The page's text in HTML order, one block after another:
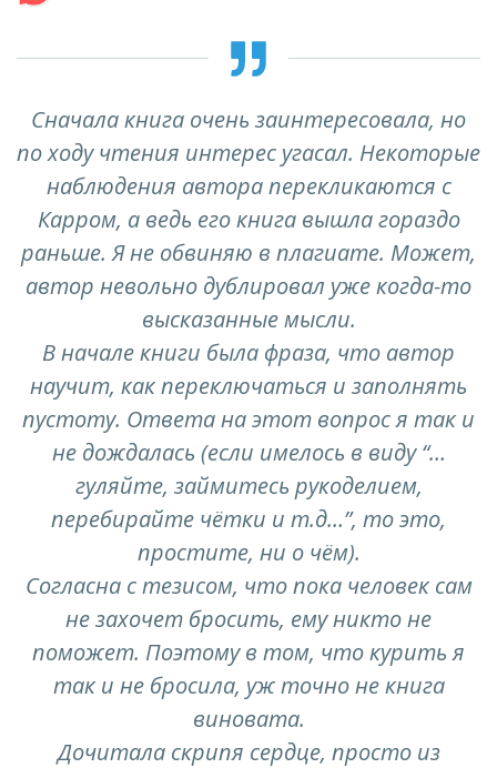
Сначала книга очень заинтересовала, но
по ходу чтения интерес угасал. Некоторые
наблюдения автора перекликаются с
Карром, а ведь его книга вышла гораздо
раньше. Я не обвиняю в плагиате. Может,
автор невольно дублировал уже когда-то
высказанные мысли.
В начале книги была фраза, что автор
научит, как переключаться и заполнять
пустоту. Ответа на этот вопрос я так и
не дождалась (если имелось в виду “…
гуляйте, займитесь рукоделием,
перебирайте чётки и т.д…”, то это,
простите, ни о чём).
Согласна с тезисом, что пока человек сам
не захочет бросить, ему никто не
поможет. Поэтому в том, что курить я
так и не бросила, уж точно не книга
виновата.
Дочитала скрипя сердце, просто из